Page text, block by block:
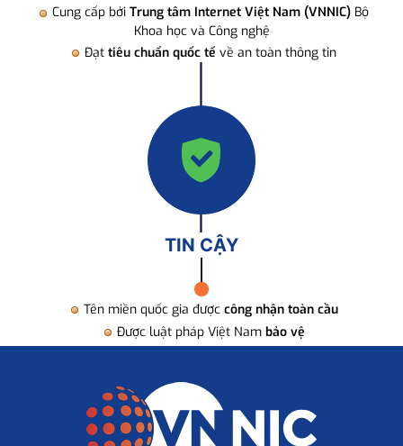
Cung cấp bởi Trung tâm Internet Việt Nam (VNNIC) Bộ
Khoa học và Công nghệ
Đạt tiêu chuẩn quốc tế về an toàn thông tin
TIN CẬY
Tên miền quốc gia được công nhận toàn cầu
Được luật pháp Việt Nam bảo vệ